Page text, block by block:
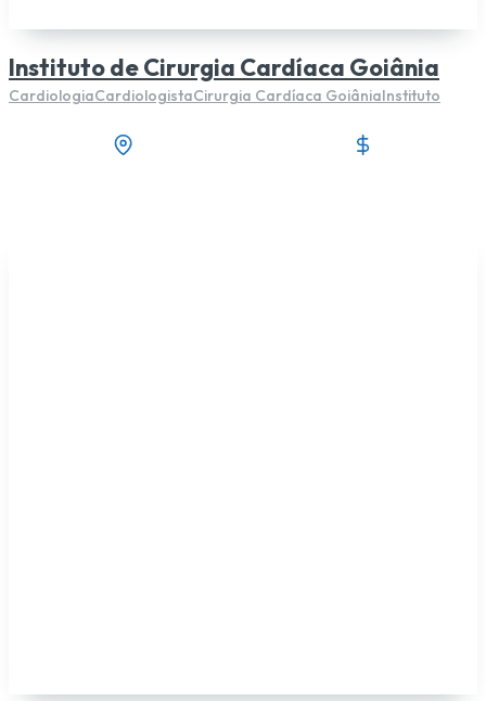
Instituto de Cirurgia Cardíaca Goiânia
CardiologiaCardiologistaCirurgia Cardíaca GoiâniaInstituto